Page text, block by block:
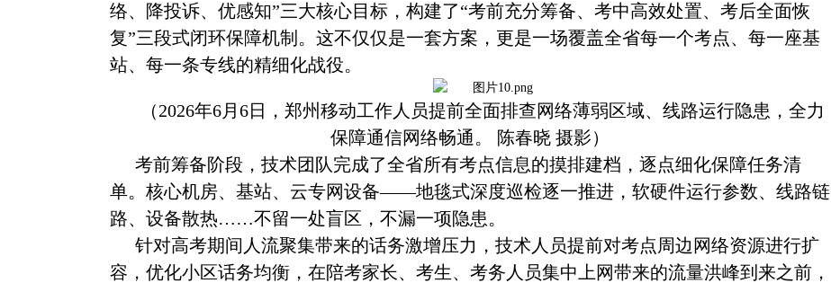
络、降投诉、优感知”三大核心目标，构建了“考前充分筹备、考中高效处置、考后全面恢
复”三段式闭环保障机制。这不仅仅是一套方案，更是一场覆盖全省每一个考点、每一座基
站、每一条专线的精细化战役。
（2026年6月6日，郑州移动工作人员提前全面排查网络薄弱区域、线路运行隐患，全力
保障通信网络畅通。 陈春晓 摄影）
考前筹备阶段，技术团队完成了全省所有考点信息的摸排建档，逐点细化保障任务清
单。核心机房、基站、云专网设备——地毯式深度巡检逐一推进，软硬件运行参数、线路链
路、设备散热……不留一处盲区，不漏一项隐患。
针对高考期间人流聚集带来的话务激增压力，技术人员提前对考点周边网络资源进行扩
容，优化小区话务均衡，在陪考家长、考生、考务人员集中上网带来的流量洪峰到来之前，